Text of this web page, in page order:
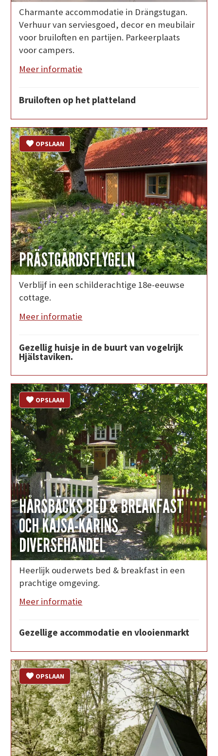
Charmante accommodatie in Drängstugan.
Verhuur van serviesgoed, decor en meubilair
voor bruiloften en partijen. Parkeerplaats
voor campers.
Meer informatie
Bruiloften op het platteland
PRÄSTGÅRDSFLYGELN
OPSLAAN
Verblijf in een schilderachtige 18e-eeuwse
cottage.
Meer informatie
Gezellig huisje in de buurt van vogelrijk
Hjälstaviken.
HÅRSBÄCKS BED & BREAKFAST
OCH KAJSA-KARINS
DIVERSEHANDEL
OPSLAAN
Heerlijk ouderwets bed & breakfast in een
prachtige omgeving.
Meer informatie
Gezellige accommodatie en vlooienmarkt
OPSLAAN